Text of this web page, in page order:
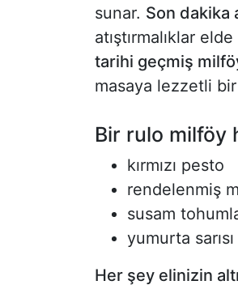
sunar. Son dakika
atıştırmalıklar
tarihi geçmiş
masaya lezzetli
Bir rulo milföy
kırmızı pesto
rendelenmiş
susam
yumurta sarısı
Her şey elinizin